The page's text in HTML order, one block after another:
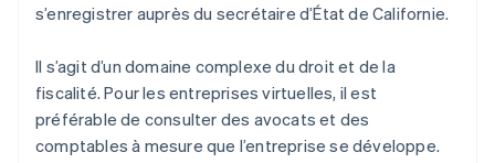
s’enregistrer auprès du secrétaire d’État de Californie.
Il s’agit d’un domaine complexe du droit et de la
fiscalité. Pour les entreprises virtuelles, il est
préférable de consulter des avocats et des
comptables à mesure que l’entreprise se développe.